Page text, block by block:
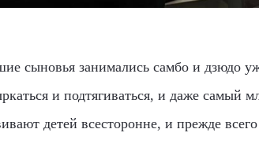
сыновья занимались самбо и дзюдо
и подтягиваться, и даже самый
детей всесторонне, и прежде